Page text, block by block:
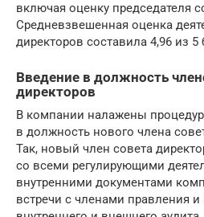
включая оценку председателя
Средневзвешенная оценка
директоров составила 4,96 из 5
Введение в должность
директоров
В компании налажены
в должность нового члена
Так, новый член совета
со всеми регулирующими
внутренними документами
встречи с членами правления и